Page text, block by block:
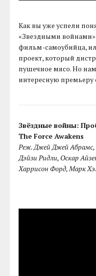
Как вы уже успели
«Звездными
фильм-самоубийца,
проект, который
пушечное мясо. Но
интересную премьеру
Звёздные войны:
The Force Awakens
Реж. Джей Джей Абрамс,
Дэйзи Ридли, Оскар
Харрисон Форд, Марк